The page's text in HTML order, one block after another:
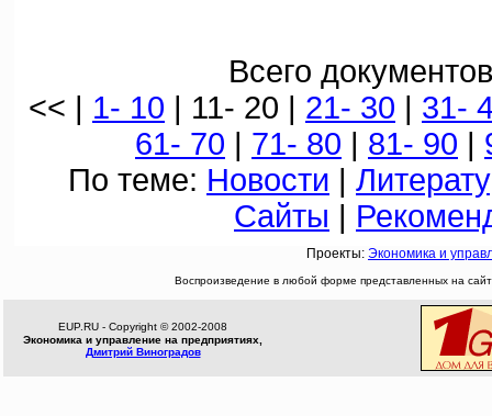
Всего
<< | 1- 10 | 11- 20 | 21- 30 | 31-
61- 70 | 71- 80 | 81- 90 |
По теме: Новости |
Сайты |
Проекты: Экономика и
Воспроизведение в любой форме представленных на
EUP.RU - Copyright © 2002-2008
Экономика и управление на предприятиях,
Дмитрий Виноградов